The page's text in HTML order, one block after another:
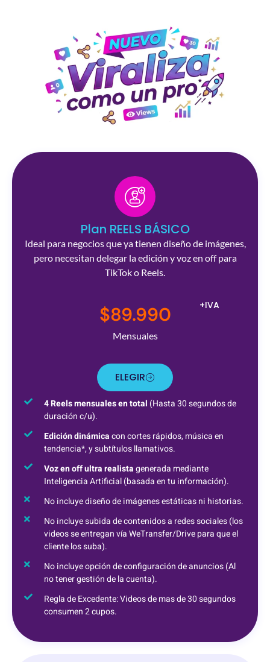
Plan REELS BÁSICO
Ideal para negocios que ya tienen diseño de imágenes,
pero necesitan delegar la edición y voz en off para
TikTok o Reels.
+IVA
$89.990
Mensuales
ELEGIR
4 Reels mensuales en total (Hasta 30 segundos de
duración c/u).
Edición dinámicacon cortes rápidos, música en
tendencia*, y subtítulos llamativos.
Voz en off ultra realistagenerada mediante
Inteligencia Artificial (basada en tu información).
No incluye diseño de imágenes estáticas ni historias.
No incluye subida de contenidos a redes sociales (los
videos se entregan vía WeTransfer/Drive para que el
cliente los suba).
No incluye opción de configuración de anuncios (Al
no tener gestión de la cuenta).
Regla de Excedente: Videos de mas de 30 segundos
consumen 2 cupos.